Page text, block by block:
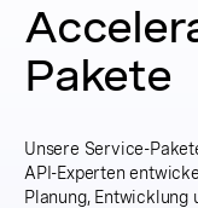
Pakete
Unsere Service-
API-Experten
Planung,